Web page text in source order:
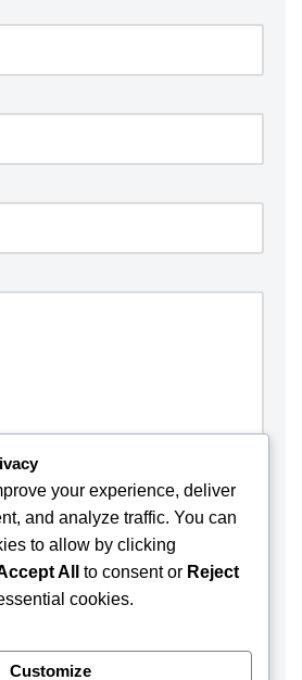
and website in this browser for the
your experience, deliver
and analyze traffic. You can
to allow by clicking
All to consent or Reject
cookies.
Customize